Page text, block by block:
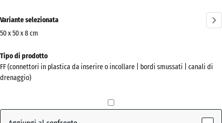
informazioni
sui
Mostra
la
Antracite(active)
Variante selezionata
50 x 50 x 8 cm
Dimensioni
per
la
x
Tipo di prodotto
FF (connettori in plastica da inserire o incollare | bordi smussati | canali di
drenaggio)